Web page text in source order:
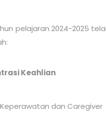
pelajaran 2024-2025
Keahlian
dan Caregiver